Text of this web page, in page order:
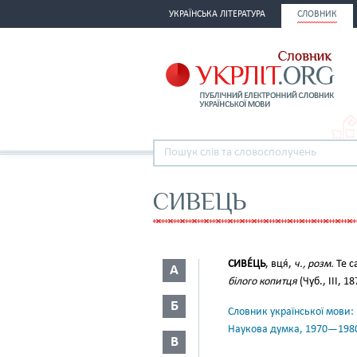
УКРАЇНСЬКА ЛІТЕРАТУРА СЛОВНИК
СИВЕЦЬ
А
Б
В
СИВЕ́ЦЬ, вця́, ч., розм. Те
білого копитця (Чуб., III,
Словник української
Наукова думка,